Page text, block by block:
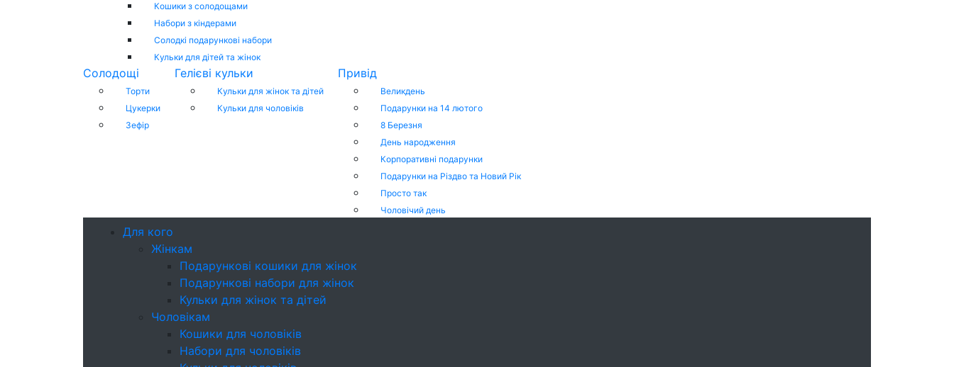
Кошики з солодощами
Набори з кіндерами
Cолодкі подарункові набори
Кульки для дітей та жінок
Солодощі
Торти
Цукерки
Зефір
Гелієві кульки
Кульки для жінок та дітей
Кульки для чоловіків
Привід
Великдень
Подарунки на 14 лютого
8 Березня
День народження
Корпоративні подарунки
Подарунки на Різдво та Новий Рік
Просто так
Чоловічий день
Для кого
Жінкам
Подарункові кошики для жінок
Подарункові набори для жінок
Кульки для жінок та дітей
Чоловікам
Кошики для чоловіків
Набори для чоловіків